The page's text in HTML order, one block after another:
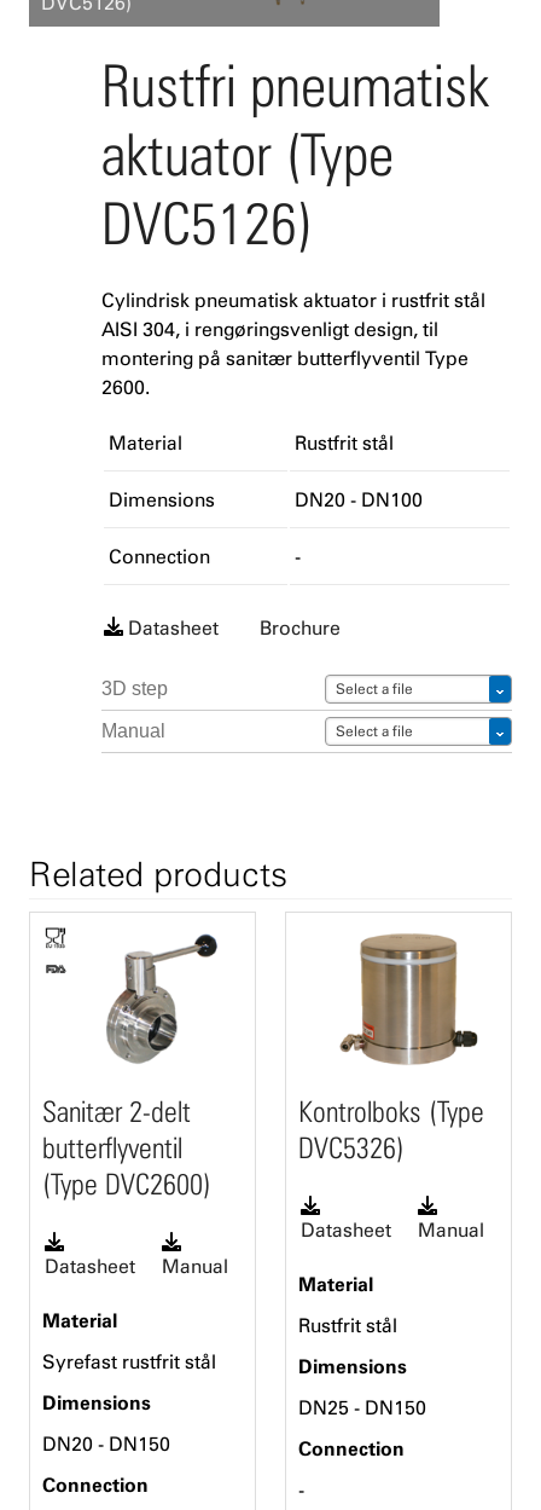
Rustfri pneumatisk
aktuator (Type
DVC5126)
Cylindrisk pneumatisk aktuator i rustfrit stål
AISI 304, i rengøringsvenligt design, til
montering på sanitær butterflyventil Type
2600.
Material Rustfrit stål
Dimensions DN20 - DN100
Connection -
Datasheet Brochure
3D step Select a file
Manual Select a file
Related products
Sanitær 2-delt
butterflyventil
(Type DVC2600)
Datasheet Manual
Material
Syrefast rustfrit stål
Dimensions
DN20 - DN150
Connection
Kontrolboks (Type
DVC5326)
Datasheet Manual
Material
Rustfrit stål
Dimensions
DN25 - DN150
Connection
-